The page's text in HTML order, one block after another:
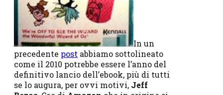
In un
precedente post abbiamo sottolineato
come il 2010 potrebbe essere l’anno del
definitivo lancio dell’ebook, più di tutti
se lo augura, per ovvi motivi, Jeff